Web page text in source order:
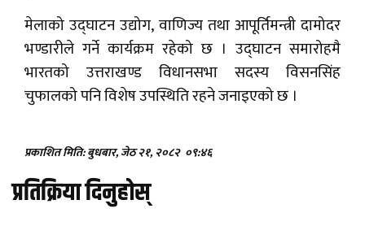
मेलाको उद्घाटन उद्योग, वाणिज्य तथा आपूर्तिमन्त्री दामोदर
भण्डारीले गर्ने कार्यक्रम रहेको छ । उद्घाटन समारोहमै
भारतको उत्तराखण्ड विधानसभा सदस्य विसनसिंह
चुफालको पनि विशेष उपस्थिति रहने जनाइएको छ ।
प्रकाशित मिति: बुधबार, जेठ २१, २०८२ ०९:४६
प्रतिक्रिया दिनुहोस्